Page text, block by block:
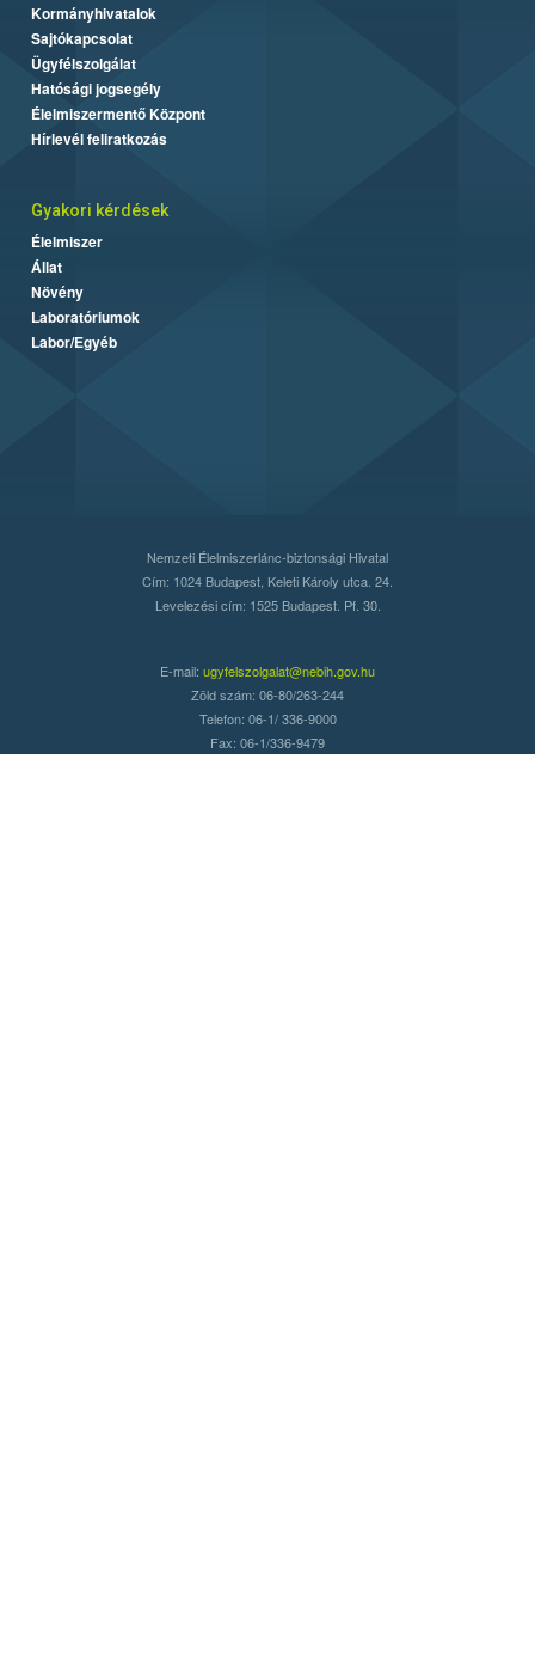
Kormányhivatalok
Sajtókapcsolat
Ügyfélszolgálat
Hatósági jogsegély
Élelmiszermentő Központ
Hírlevél feliratkozás
Gyakori kérdések
Élelmiszer
Állat
Növény
Laboratóriumok
Labor/Egyéb
Nemzeti Élelmiszerlánc-biztonsági Hivatal
Cím: 1024 Budapest, Keleti Károly utca. 24.
Levelezési cím: 1525 Budapest. Pf. 30.
E-mail: ugyfelszolgalat@nebih.gov.hu
Zöld szám: 06-80/263-244
Telefon: 06-1/ 336-9000
Fax: 06-1/336-9479